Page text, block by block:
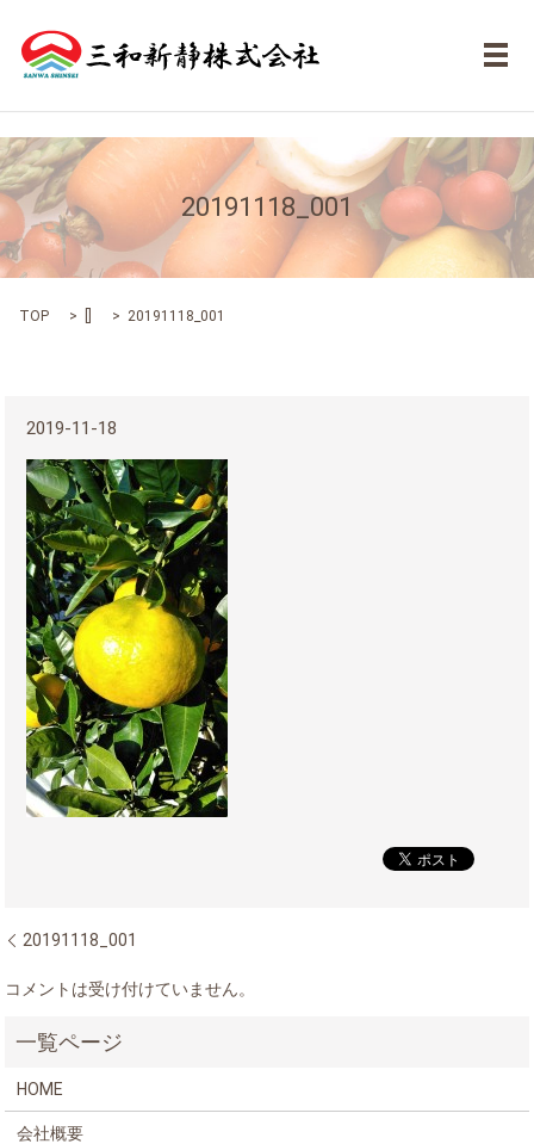
メ
20191118_001
TOP 20191118_001
2019-11-18
20191118_001
コメントは受け付けていません。
HOME
会社概要